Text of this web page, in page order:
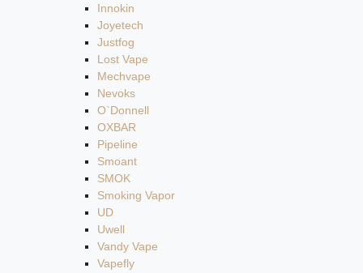
Innokin
Joyetech
Justfog
Lost Vape
Mechvape
Nevoks
O`Donnell
OXBAR
Pipeline
Smoant
SMOK
Smoking Vapor
UD
Uwell
Vandy Vape
Vapefly